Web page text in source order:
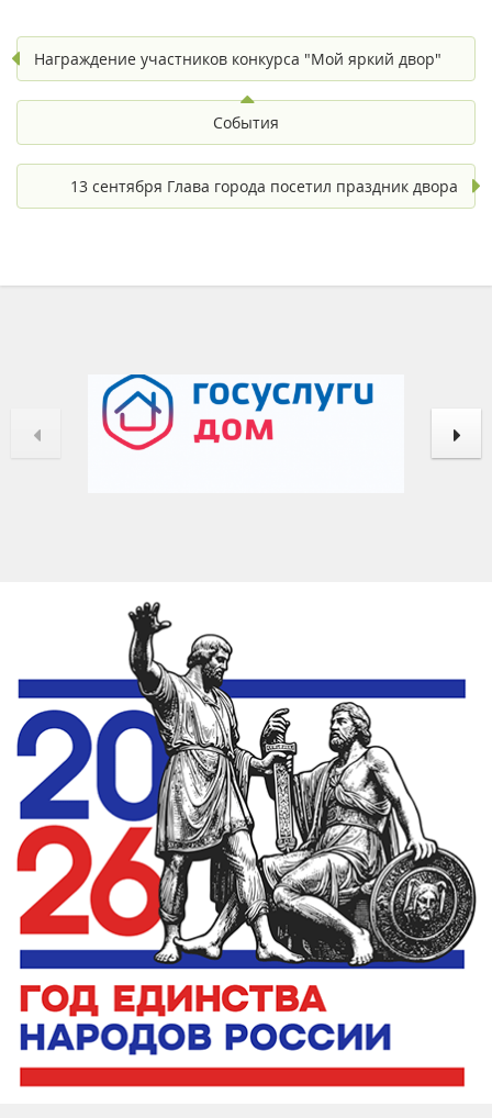
Награждение участников конкурса "Мой яркий двор"
События
13 сентября Глава города посетил праздник двора